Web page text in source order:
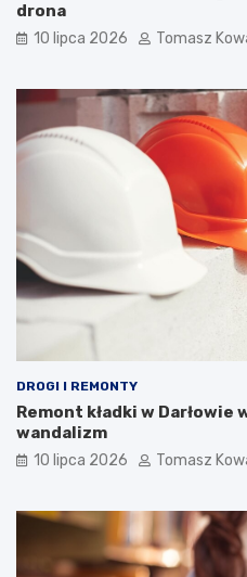
drona
10 lipca 2026 Tomasz
DROGI I REMONTY
Remont kładki w
wandalizm
10 lipca 2026 Tomasz